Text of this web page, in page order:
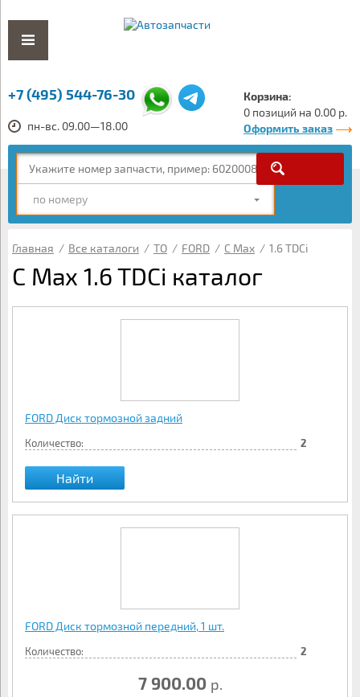
+7 (495) 544-76-30
пн-вс. 09.00—18.00
Корзина:
0 позиций на 0.00 р.
Оформить заказ
по номеру
Главная / Все каталоги / ТО / FORD / C Max / 1.6 TDCi
C Max 1.6 TDCi каталог
FORD Диск тормозной задний
Количество: 2
Найти
FORD Диск тормозной передний, 1 шт.
Количество: 2
7 900.00 р.